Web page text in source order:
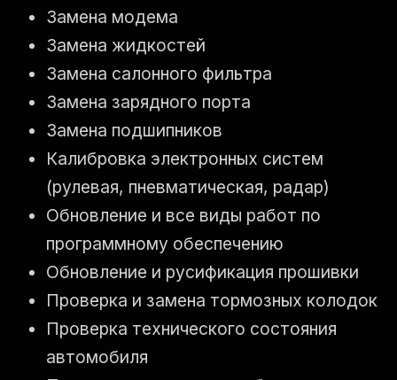
Замена модема
Замена жидкостей
Замена салонного фильтра
Замена зарядного порта
Замена подшипников
Калибровка электронных систем
(рулевая, пневматическая, радар)
Обновление и все виды работ по
программному обеспечению
Обновление и русификация прошивки
Проверка и замена тормозных колодок
Проверка технического состояния
автомобиля